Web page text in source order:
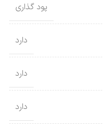
پود گذاری
دارد
دارد
دارد